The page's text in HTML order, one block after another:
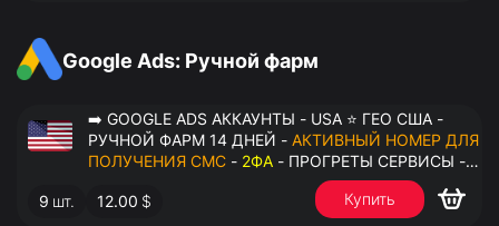
Google Ads: Ручной фарм
➡️ GOOGLE ADS АККАУНТЫ - USA ⭐ ГЕО США -
РУЧНОЙ ФАРМ 14 ДНЕЙ - АКТИВНЫЙ НОМЕР ДЛЯ
ПОЛУЧЕНИЯ СМС - 2ФА - ПРОГРЕТЫ СЕРВИСЫ -
9 шт. 12.00 $ Купить